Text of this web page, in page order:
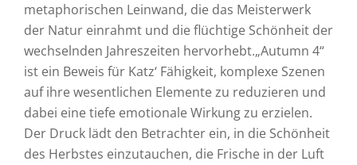
metaphorischen Leinwand, die das Meisterwerk
der Natur einrahmt und die flüchtige Schönheit der
wechselnden Jahreszeiten hervorhebt.„Autumn 4“
ist ein Beweis für Katz‘ Fähigkeit, komplexe Szenen
auf ihre wesentlichen Elemente zu reduzieren und
dabei eine tiefe emotionale Wirkung zu erzielen.
Der Druck lädt den Betrachter ein, in die Schönheit
des Herbstes einzutauchen, die Frische in der Luft